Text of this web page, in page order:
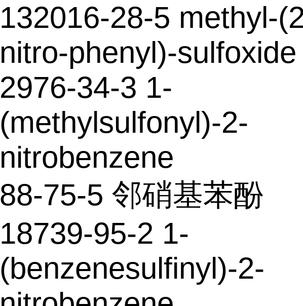
132016-28-5 methyl-
nitro-phenyl)-sulfoxide
2976-34-3 1-
(methylsulfonyl)-2-
nitrobenzene
88-75-5 邻硝基苯酚
18739-95-2 1-
(benzenesulfinyl)-2-